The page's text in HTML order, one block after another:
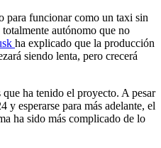
para funcionar como un taxi sin
autónomo que no
ha explicado que la producción
siendo lenta, pero crecerá
ha tenido el proyecto. A pesar
y esperarse para más adelante, el
ha sido más complicado de lo